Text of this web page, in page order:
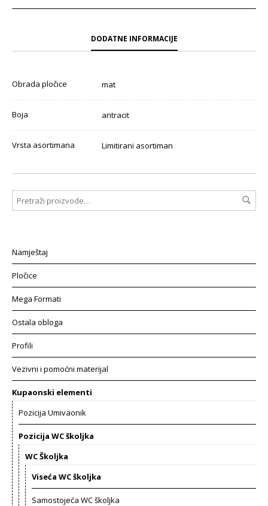
DODATNE INFORMACIJE
Obrada pločice mat
Boja antracit
Vrsta asortimana Limitirani asortiman
Namještaj
Pločice
Mega Formati
Ostala obloga
Profili
Vezivni i pomoćni materijal
Kupaonski elementi
Pozicija Umivaonik
Pozicija WC školjka
WC Školjka
Viseća WC školjka
Samostojeća WC školjka